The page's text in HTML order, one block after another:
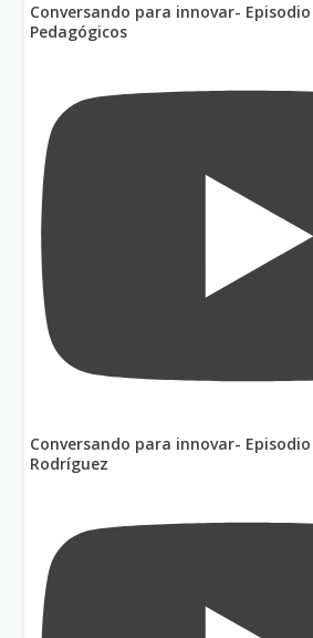
Conversando para innovar-
Pedagógicos
Conversando para innovar-
Rodríguez